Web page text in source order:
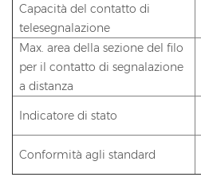
Capacità del contatto di
telesegnalazione
Max. area della sezione del filo
per il contatto di segnalazione
a distanza
Indicatore di stato
Conformità agli standard